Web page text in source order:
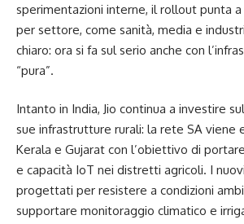
sperimentazioni interne, il rollout punta
per settore, come sanità, media e
chiaro: ora si fa sul serio anche con
“pura”.
Intanto in India, Jio continua a investire
sue infrastrutture rurali: la rete SA viene
Kerala e Gujarat con l’obiettivo di
e capacità IoT nei distretti agricoli. I
progettati per resistere a condizioni
supportare monitoraggio climatico e